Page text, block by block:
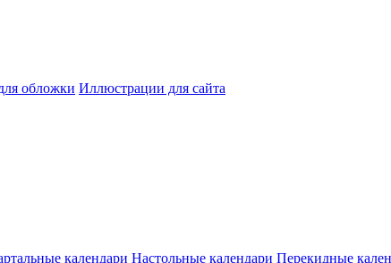
обложки Иллюстрации для сайта
календари Настольные календари Перекидные